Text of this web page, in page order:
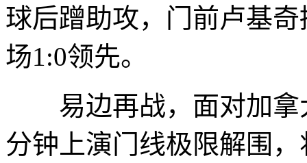
球后蹭助攻，门前卢基
场1:0领先。
易边再战，面对加拿
分钟上演门线极限解围